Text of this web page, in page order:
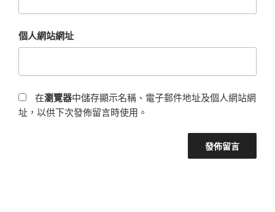
個人網站網址
在瀏覽器中儲存顯示名稱、電子郵件地址及個人網站網
址，以供下次發佈留言時使用。